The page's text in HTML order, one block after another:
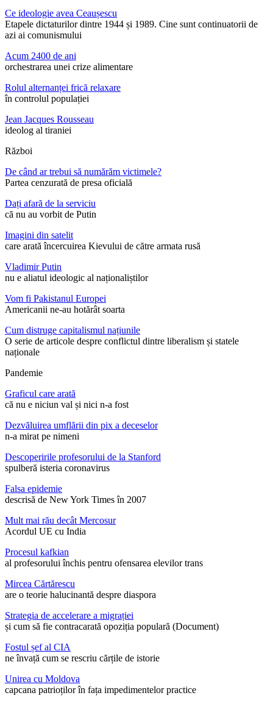
Ce ideologie avea Ceaușescu
Etapele dictaturilor dintre 1944 și 1989. Cine sunt continuatorii de
azi ai comunismului
Acum 2400 de ani
orchestrarea unei crize alimentare
Rolul alternanței frică relaxare
în controlul populației
Jean Jacques Rousseau
ideolog al tiraniei
Război
De când ar trebui să numărăm victimele?
Partea cenzurată de presa oficială
Dați afară de la serviciu
că nu au vorbit de Putin
Imagini din satelit
care arată încercuirea Kievului de către armata rusă
Vladimir Putin
nu e aliatul ideologic al naționaliștilor
Vom fi Pakistanul Europei
Americanii ne-au hotărât soarta
Cum distruge capitalismul națiunile
O serie de articole despre conflictul dintre liberalism și statele
naționale
Pandemie
Graficul care arată
că nu e niciun val și nici n-a fost
Dezvăluirea umflării din pix a deceselor
n-a mirat pe nimeni
Descoperirile profesorului de la Stanford
spulberă isteria coronavirus
Falsa epidemie
descrisă de New York Times în 2007
Mult mai rău decât Mercosur
Acordul UE cu India
Procesul kafkian
al profesorului închis pentru ofensarea elevilor trans
Mircea Cărtărescu
are o teorie halucinantă despre diaspora
Strategia de accelerare a migrației
și cum să fie contracarată opoziția populară (Document)
Fostul șef al CIA
ne învață cum se rescriu cărțile de istorie
Unirea cu Moldova
capcana patrioților în fața impedimentelor practice